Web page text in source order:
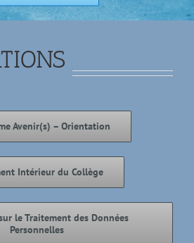
Avenir(s) – Orientation
Intérieur du Collège
le Traitement des Données
Personnelles